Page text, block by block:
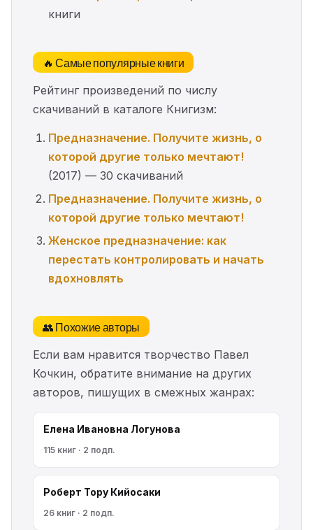
книги
🔥 Самые популярные книги
Рейтинг произведений по числу
скачиваний в каталоге Книгизм:
Предназначение. Получите жизнь, о
которой другие только мечтают!
(2017) — 30 скачиваний
Предназначение. Получите жизнь, о
которой другие только мечтают!
Женское предназначение: как
перестать контролировать и начать
вдохновлять
👥 Похожие авторы
Если вам нравится творчество Павел
Кочкин, обратите внимание на других
авторов, пишущих в смежных жанрах:
Елена Ивановна Логунова
115 книг · 2 подп.
Роберт Тору Кийосаки
26 книг · 2 подп.